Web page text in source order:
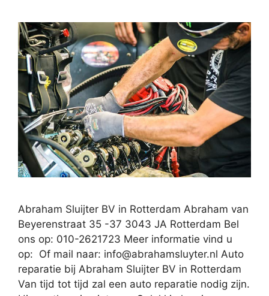
Abraham Sluijter BV in Rotterdam Abraham van
Beyerenstraat 35 -37 3043 JA Rotterdam Bel
ons op: 010-2621723 Meer informatie vind u
op: Of mail naar: info@abrahamsluyter.nl Auto
reparatie bij Abraham Sluijter BV in Rotterdam
Van tijd tot tijd zal een auto reparatie nodig zijn.